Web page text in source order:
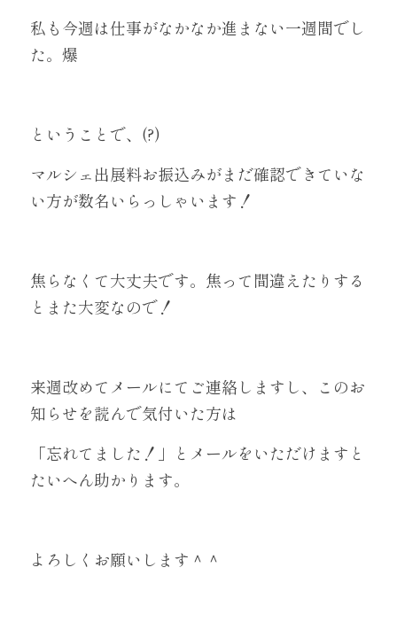
私も今週は仕事がなかなか進まない一週間でし
た。爆
ということで、(?)
マルシェ出展料お振込みがまだ確認できていな
い方が数名いらっしゃいます！
焦らなくて大丈夫です。焦って間違えたりする
とまた大変なので！
来週改めてメールにてご連絡しますし、このお
知らせを読んで気付いた方は
「忘れてました！」とメールをいただけますと
たいへん助かります。
よろしくお願いします＾＾